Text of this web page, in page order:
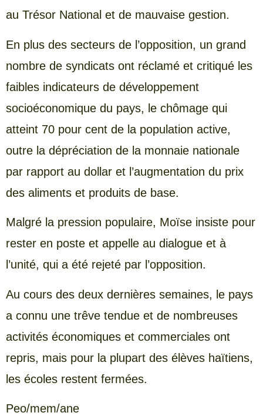
au Trésor National et de mauvaise gestion.
En plus des secteurs de l’opposition, un grand
nombre de syndicats ont réclamé et critiqué les
faibles indicateurs de développement
socioéconomique du pays, le chômage qui
atteint 70 pour cent de la population active,
outre la dépréciation de la monnaie nationale
par rapport au dollar et l’augmentation du prix
des aliments et produits de base.
Malgré la pression populaire, Moïse insiste pour
rester en poste et appelle au dialogue et à
l’unité, qui a été rejeté par l’opposition.
Au cours des deux dernières semaines, le pays
a connu une trêve tendue et de nombreuses
activités économiques et commerciales ont
repris, mais pour la plupart des élèves haïtiens,
les écoles restent fermées.
Peo/mem/ane